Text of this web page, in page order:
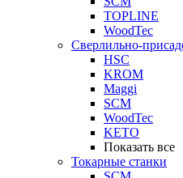
TOPLINE
WoodTec
Сверлильно-
HSC
KROM
Maggi
SCM
WoodTec
KETO
Показать все
Токарные станки